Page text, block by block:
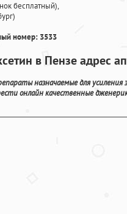
бесплатный),
номер: 3533
в Пензе адрес
назначаемые для
онлайн качественные